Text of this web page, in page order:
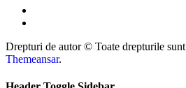
Drepturi de autor © Toate drepturile sunt
Themeansar.